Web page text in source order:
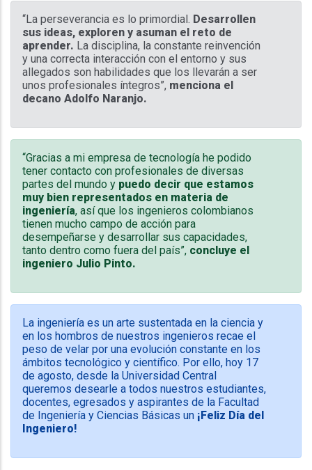
“La perseverancia es lo primordial. Desarrollen
sus ideas, exploren y asuman el reto de
aprender. La disciplina, la constante reinvención
y una correcta interacción con el entorno y sus
allegados son habilidades que los llevarán a ser
unos profesionales íntegros”, menciona el
decano Adolfo Naranjo.
“Gracias a mi empresa de tecnología he podido
tener contacto con profesionales de diversas
partes del mundo y puedo decir que estamos
muy bien representados en materia de
ingeniería, así que los ingenieros colombianos
tienen mucho campo de acción para
desempeñarse y desarrollar sus capacidades,
tanto dentro como fuera del país”, concluye el
ingeniero Julio Pinto.
La ingeniería es un arte sustentada en la ciencia y
en los hombros de nuestros ingenieros recae el
peso de velar por una evolución constante en los
ámbitos tecnológico y científico. Por ello, hoy 17
de agosto, desde la Universidad Central
queremos desearle a todos nuestros estudiantes,
docentes, egresados y aspirantes de la Facultad
de Ingeniería y Ciencias Básicas un ¡Feliz Día del
Ingeniero!